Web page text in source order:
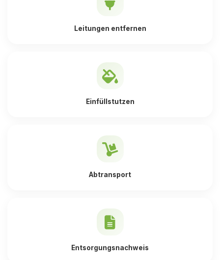
Leitungen entfernen
Einfüllstutzen
Abtransport
Entsorgungsnachweis